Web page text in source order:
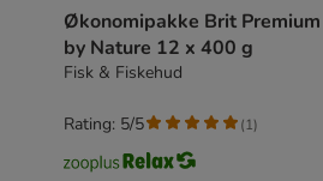
Økonomipakke Brit Premium
by Nature 12 x 400 g
Fisk & Fiskehud
Rating: 5/5 (1)